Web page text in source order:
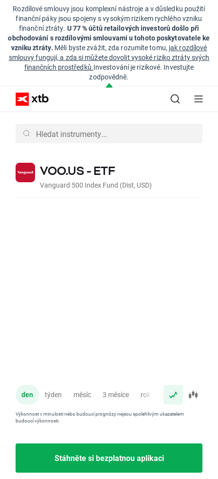
Rozdílové smlouvy jsou komplexní nástroje a v důsledku použití
finanční páky jsou spojeny s vysokým rizikem rychlého vzniku
finanční ztráty. U 77 % účtů retailových investorů došlo při
obchodování s rozdílovými smlouvami u tohoto poskytovatele ke
vzniku ztráty. Měli byste zvážit, zda rozumíte tomu, jak rozdílové
smlouvy fungují, a zda si můžete dovolit vysoké riziko ztráty svých
finančních prostředků.Investování je rizikové. Investujte
zodpovědně.
VOO.US - ETF
Vanguard 500 Index Fund (Dist, USD)
den týden měsíc 3 měsíce rok
Výkonnost v minulosti nebo budoucí prognózy nejsou spolehlivým ukazatelem
budoucí výkonnosti.
Stáhněte si bezplatnou aplikaci